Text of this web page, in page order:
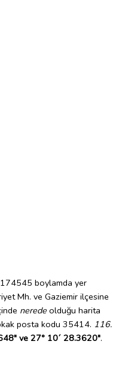
boylamda yer
Mh. ve Gaziemir ilçesine
nerede olduğu harita
posta kodu 35414. 116.
ve 27° 10´ 28.3620".